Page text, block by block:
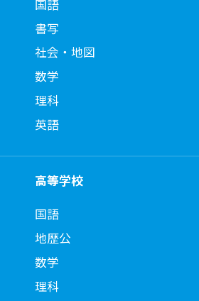
国語
書写
社会・地図
数学
理科
英語
高等学校
国語
地歴公
数学
理科